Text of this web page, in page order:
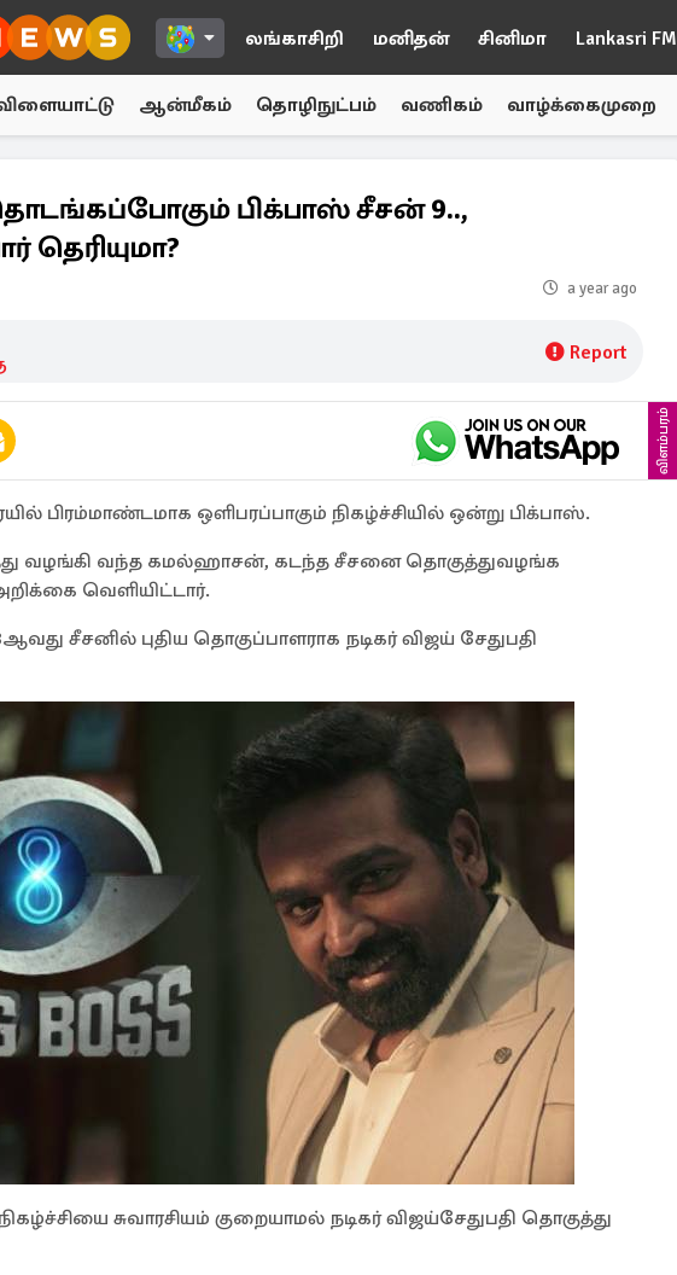
லங்காசிறி மனிதன் சினிமா Lankasri FM
ஆன்மீகம் தொழிநுட்பம் வணிகம் வாழ்க்கைமுறை
பிக்பாஸ் சீசன் 9..,
தெரியுமா?
a year ago
Report
விளம்பரம்
பிரம்மாண்டமாக ஒளிபரப்பாகும் நிகழ்ச்சியில் ஒன்று பிக்பாஸ்.
வழங்கி வந்த கமல்ஹாசன், கடந்த சீசனை தொகுத்துவழங்க
அறிக்கை வெளியிட்டார்.
சீசனில் புதிய தொகுப்பாளராக நடிகர் விஜய் சேதுபதி
சுவாரசியம் குறையாமல் நடிகர் விஜய்சேதுபதி தொகுத்து